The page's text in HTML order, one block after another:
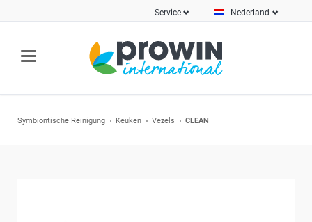
Nederland
Service
Symbiontische Reinigung Keuken Vezels CLEAN